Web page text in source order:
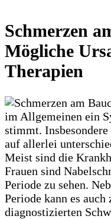
Schmerzen
Mögliche
Therapien
im Allgemeinen ein
stimmt.
auf allerlei
Meist sind die
Frauen sind
Periode zu sehen.
Periode kann es
diagnostizierten